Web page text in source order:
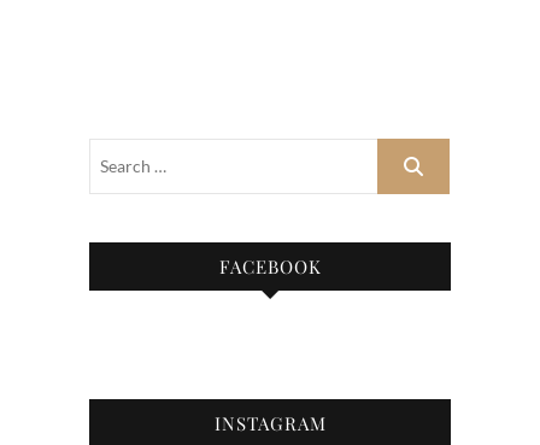
FACEBOOK
INSTAGRAM